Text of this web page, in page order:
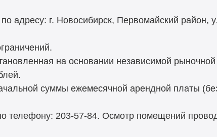
адресу: г. Новосибирск, Первомайский район,
на основании независимой рыночной
суммы ежемесячной арендной платы
203-57-84. Осмотр помещений